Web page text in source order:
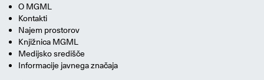
O MGML
Kontakti
Najem prostorov
Knjižnica MGML
Medijsko središče
Informacije javnega značaja